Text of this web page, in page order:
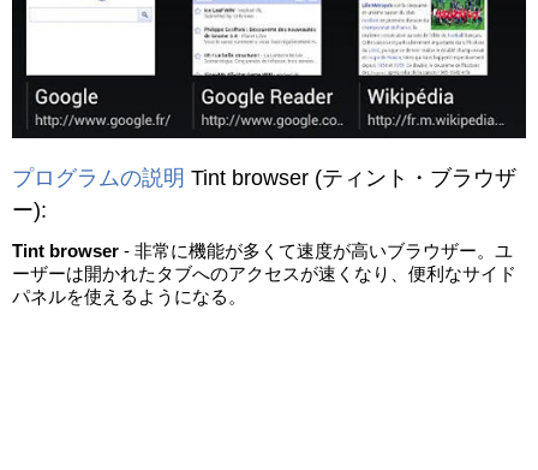
プログラムの説明 Tint browser (ティント・ブラウザ
ー):
Tint browser - 非常に機能が多くて速度が高いブラウザー。ユ
ーザーは開かれたタブへのアクセスが速くなり、便利なサイド
パネルを使えるようになる。